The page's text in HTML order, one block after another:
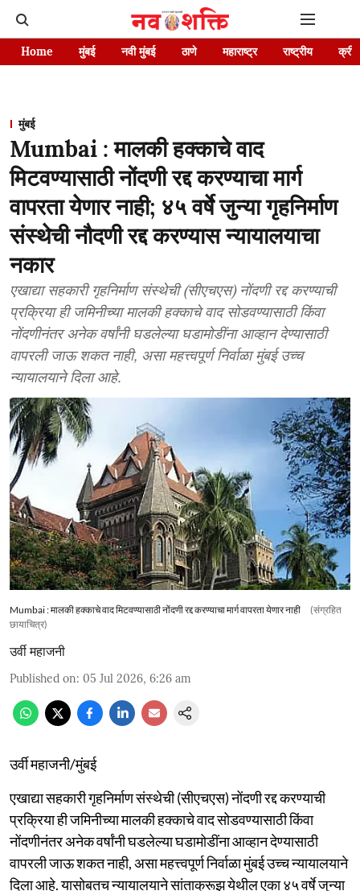
Home मुंबई नवी मुंबई ठाणे महाराष्ट्र राष्ट्रीय
मुंबई
Mumbai : मालकी हक्काचे वाद
मिटवण्यासाठी नोंदणी रद्द करण्याचा मार्ग
वापरता येणार नाही; ४५ वर्षे जुन्या गृहनिर्माण
संस्थेची नौदणी रद्द करण्यास न्यायालयाचा
नकार
एखाद्या सहकारी गृहनिर्माण संस्थेची (सीएचएस) नोंदणी रद्द करण्याची
प्रक्रिया ही जमिनीच्या मालकी हक्काचे वाद सोडवण्यासाठी किंवा
नोंदणीनंतर अनेक वर्षांनी घडलेल्या घडामोडींना आव्हान देण्यासाठी
वापरली जाऊ शकत नाही, असा महत्त्वपूर्ण निर्वाळा मुंबई उच्च
न्यायालयाने दिला आहे.
Mumbai : मालकी हक्काचे वाद मिटवण्यासाठी नोंदणी रद्द करण्याचा मार्ग वापरता येणार नाही
(संग्रहित
छायाचित्र)
उर्वी महाजनी
Published on: 05 Jul 2026, 6:26 am
उर्वी महाजनी/मुंबई
एखाद्या सहकारी गृहनिर्माण संस्थेची (सीएचएस) नोंदणी रद्द करण्याची
प्रक्रिया ही जमिनीच्या मालकी हक्काचे वाद सोडवण्यासाठी किंवा
नोंदणीनंतर अनेक वर्षांनी घडलेल्या घडामोडींना आव्हान देण्यासाठी
वापरली जाऊ शकत नाही, असा महत्त्वपूर्ण निर्वाळा मुंबई उच्च न्यायालयाने
दिला आहे. यासोबतच न्यायालयाने सांताक्रूझ येथील एका ४५ वर्षे जुन्या